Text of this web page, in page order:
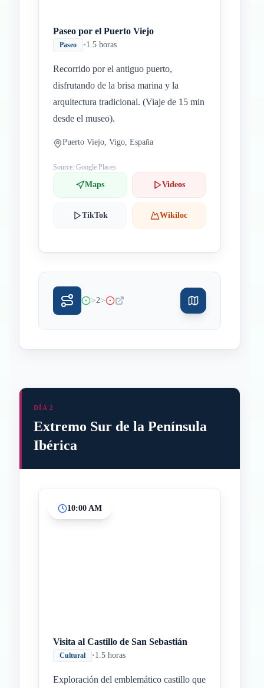
Paseo por el Puerto Viejo
Paseo •1.5 horas
Recorrido por el antiguo puerto,
disfrutando de la brisa marina y la
arquitectura tradicional. (Viaje de 15 min
desde el museo).
Puerto Viejo, Vigo, España
Source: Google Places
Maps Videos
TikTok Wikiloc
>2>
DÍA 2
Extremo Sur de la Península
Ibérica
10:00 AM
Visita al Castillo de San Sebastián
Cultural •1.5 horas
Exploración del emblemático castillo que